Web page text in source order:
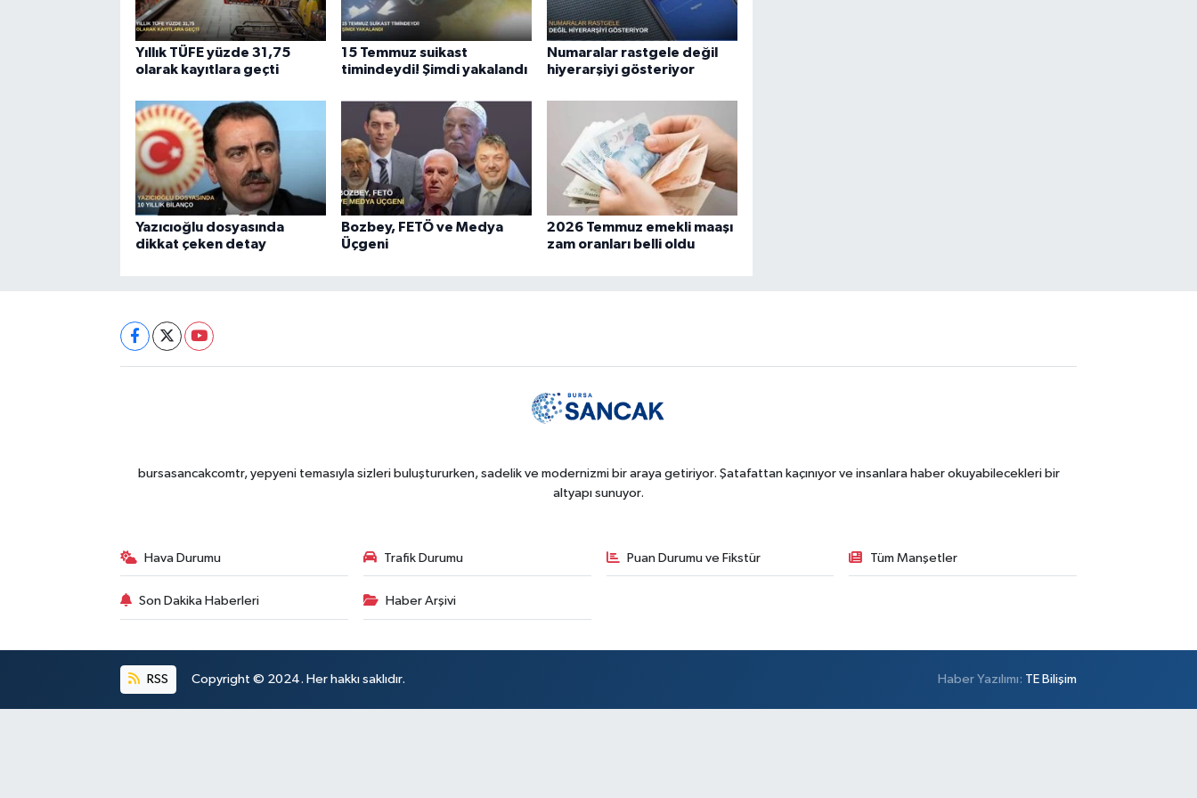
Yıllık TÜFE yüzde 31,75
olarak kayıtlara geçti
15 Temmuz suikast
timindeydi! Şimdi yakalandı
Numaralar rastgele değil
hiyerarşiyi gösteriyor
Yazıcıoğlu dosyasında
dikkat çeken detay
Bozbey, FETÖ ve Medya
Üçgeni
2026 Temmuz emekli maaşı
zam oranları belli oldu
bursasancakcomtr, yepyeni temasıyla sizleri buluştururken, sadelik ve modernizmi bir araya getiriyor. Şatafattan kaçınıyor ve insanlara haber okuyabilecekleri bir
altyapı sunuyor.
Hava Durumu Trafik Durumu Puan Durumu ve Fikstür Tüm Manşetler
Son Dakika Haberleri Haber Arşivi
RSS Copyright © 2024. Her hakkı saklıdır. Haber Yazılımı: TE Bilişim